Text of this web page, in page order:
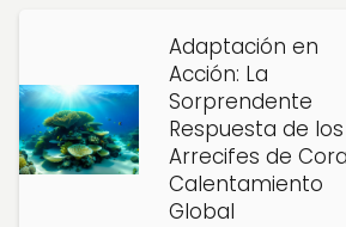
Adaptación en
Acción: La
Sorprendente
Respuesta de los
Arrecifes de
Calentamiento
Global